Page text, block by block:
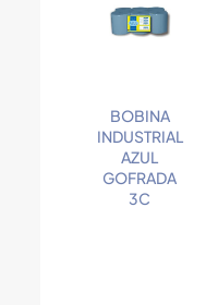
BOBINA
INDUSTRIAL
AZUL
GOFRADA
3C